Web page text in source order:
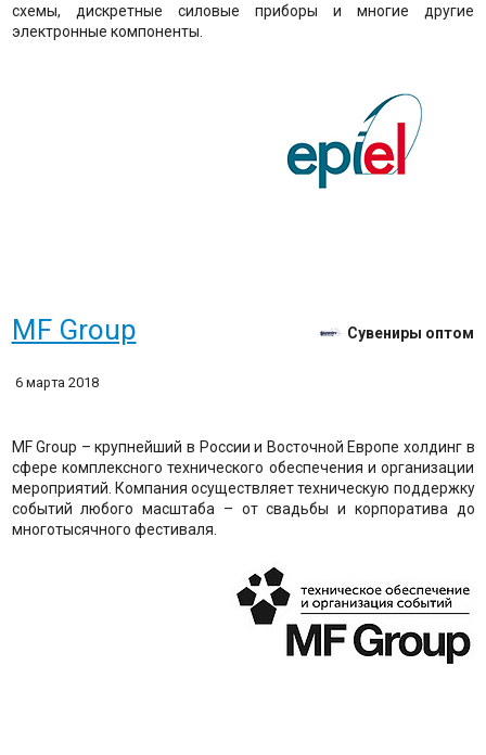
схемы, дискретные силовые приборы и многие другие
электронные компоненты.
MF Group Сувениры оптом
6 марта 2018
MF Group – крупнейший в России и Восточной Европе холдинг в
сфере комплексного технического обеспечения и организации
мероприятий. Компания осуществляет техническую поддержку
событий любого масштаба – от свадьбы и корпоратива до
многотысячного фестиваля.